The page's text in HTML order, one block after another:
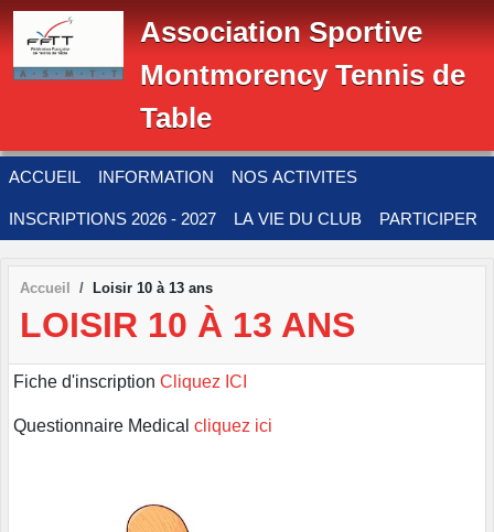
Association Sportive
Montmorency Tennis de
Table
ACCUEIL INFORMATION NOS ACTIVITES
INSCRIPTIONS 2026 - 2027 LA VIE DU CLUB PARTICIPER
Accueil Loisir 10 à 13 ans
LOISIR 10 À 13 ANS
Fiche d'inscription Cliquez ICI
Questionnaire Medical cliquez ici
Panneau de gestion des cookies